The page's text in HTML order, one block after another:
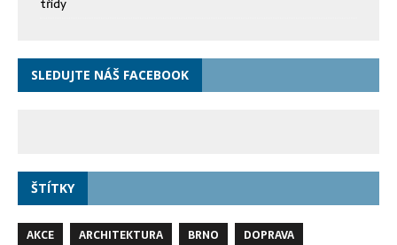
SLEDUJTE NÁŠ FACEBOOK
ŠTÍTKY
AKCE ARCHITEKTURA BRNO
DOPRAVA